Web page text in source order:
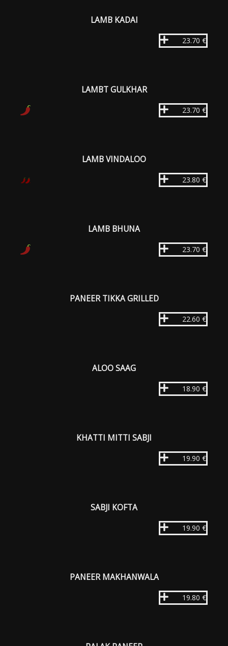
LAMB KADAI
23.70 €
LAMBT GULKHAR
23.70 €
LAMB VINDALOO
23.80 €
LAMB BHUNA
23.70 €
PANEER TIKKA GRILLED
22.60 €
ALOO SAAG
18.90 €
KHATTI MITTI SABJI
19.90 €
SABJI KOFTA
19.90 €
PANEER MAKHANWALA
19.80 €